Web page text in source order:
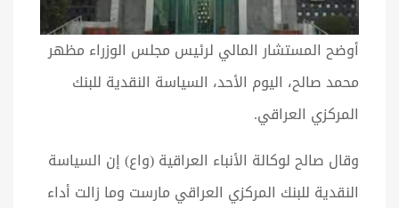
أوضح المستشار المالي لرئيس مجلس الوزراء مظهر
محمد صالح، اليوم الأحد، السياسة النقدية للبنك
المركزي العراقي.
وقال صالح لوكالة الأنباء العراقية (واع) إن السياسة
النقدية للبنك المركزي العراقي مارست وما زالت أداء